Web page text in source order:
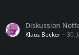
Diskussion
Klaus Becker 30.